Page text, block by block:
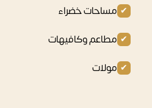
مساحات خضراء
مطاعم وكافيهات
مولات